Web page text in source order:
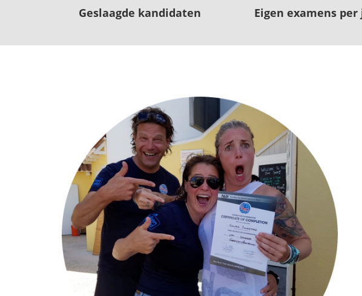
Geslaagde kandidaten Eigen examens per